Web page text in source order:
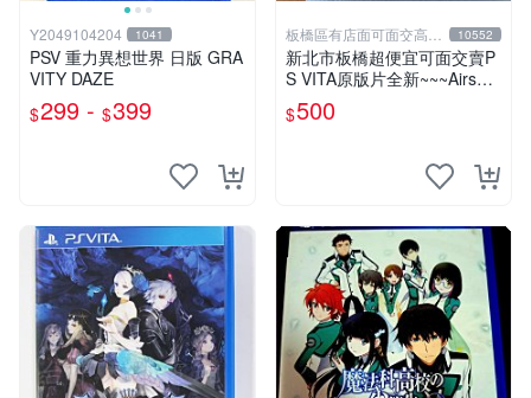
Y2049104204 1041
PSV 重力異想世界 日版 GRA
VITY DAZE
$299 - $399
板橋區有店面可面交高價
回收電玩
10552
新北市板橋超便宜可面交賣P
S VITA原版片全新~~~Airship
Q 飛艇之空~~~便宜賣
$500